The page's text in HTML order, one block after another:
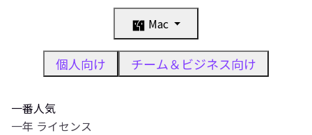
Mac
個人向け チーム＆ビジネス向け
一番人気
一年 ライセンス